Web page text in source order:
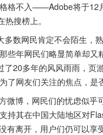
格不入——Adobe将于12
热搜榜上。
数网民肯定不会陌生，
年网民们略显简单却又
了20多年的风风雨雨，页
了网友们关注的焦点，
微博，网民们的忧虑似
持其在中国大陆地区对
有离开，用户们仍可以享